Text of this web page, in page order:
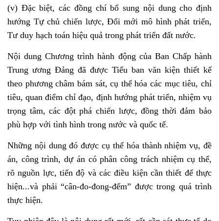
(v) Đặc biệt, các đồng chí bổ sung nội dung cho định
hướng Tự chủ chiến lược, Đổi mới mô hình phát triển,
Tư duy hạch toán hiệu quả trong phát triển đất nước.
Nội dung Chương trình hành động của Ban Chấp hành
Trung ương Đảng đã được Tiểu ban văn kiện thiết kế
theo phương châm bám sát, cụ thể hóa các mục tiêu, chỉ
tiêu, quan điểm chỉ đạo, định hướng phát triển, nhiệm vụ
trọng tâm, các đột phá chiến lược, đồng thời đảm bảo
phù hợp với tình hình trong nước và quốc tế.
Những nội dung đó được cụ thể hóa thành nhiệm vụ, đề
án, công trình, dự án có phân công trách nhiệm cụ thể,
rõ nguồn lực, tiến độ và các điều kiện cần thiết để thực
hiện...và phải “cân-đo-đong-đếm” được trong quá trình
thực hiện.